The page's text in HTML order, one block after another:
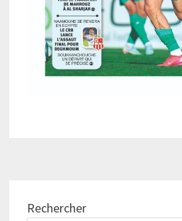
Rechercher